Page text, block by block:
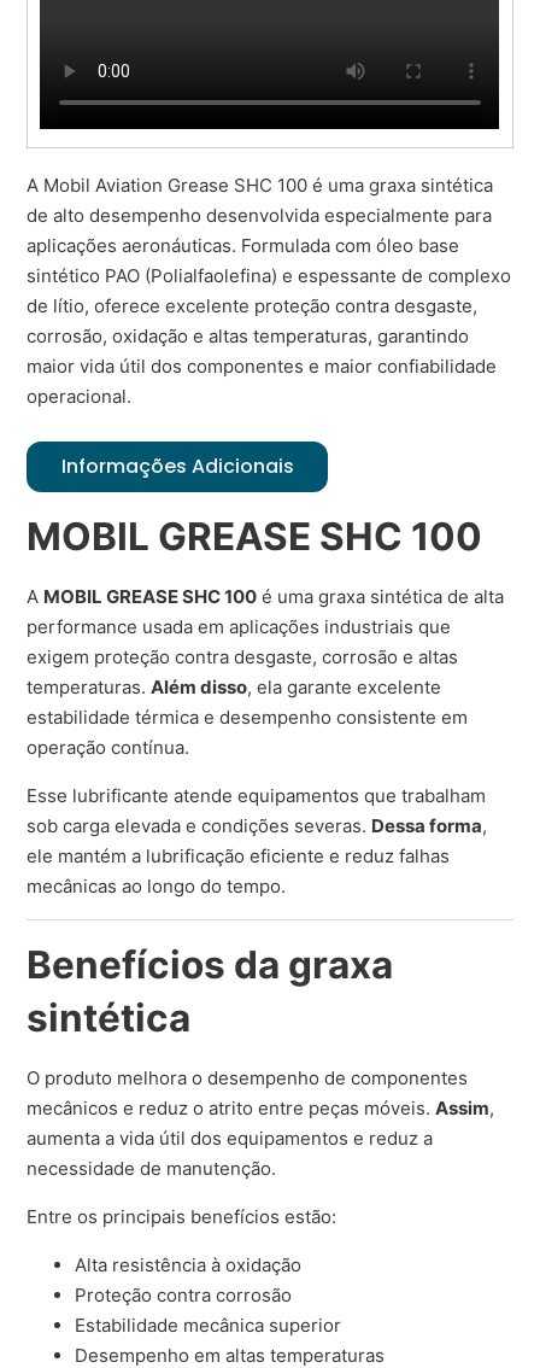
A Mobil Aviation Grease SHC 100 é uma graxa sintética
de alto desempenho desenvolvida especialmente para
aplicações aeronáuticas. Formulada com óleo base
sintético PAO (Polialfaolefina) e espessante de complexo
de lítio, oferece excelente proteção contra desgaste,
corrosão, oxidação e altas temperaturas, garantindo
maior vida útil dos componentes e maior confiabilidade
operacional.
Informações Adicionais
MOBIL GREASE SHC 100
A MOBIL GREASE SHC 100 é uma graxa sintética de alta
performance usada em aplicações industriais que
exigem proteção contra desgaste, corrosão e altas
temperaturas.Além disso, ela garante excelente
estabilidade térmica e desempenho consistente em
operação contínua.
Esse lubrificante atende equipamentos que trabalham
sob carga elevada e condições severas. Dessa forma,
ele mantém a lubrificação eficiente e reduz falhas
mecânicas ao longo do tempo.
Benefícios da graxa
sintética
O produto melhora o desempenho de componentes
mecânicos e reduz o atrito entre peças móveis.Assim,
aumenta a vida útil dos equipamentos e reduz a
necessidade de manutenção.
Entre os principais benefícios estão:
Alta resistência à oxidação
Proteção contra corrosão
Estabilidade mecânica superior
Desempenho em altas temperaturas